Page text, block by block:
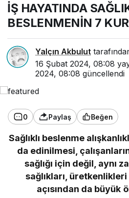
İŞ HAYATINDA
BESLENMENİN 7
Yalçın Akbulut
16 Şubat 2024, 08:08
2024, 08:08 güncellendi
0 Paylaş Beğen
Sağlıklı beslenme
da edinilmesi,
sağlığı için değil, aynı
sağlıkları,
açısından da büyük